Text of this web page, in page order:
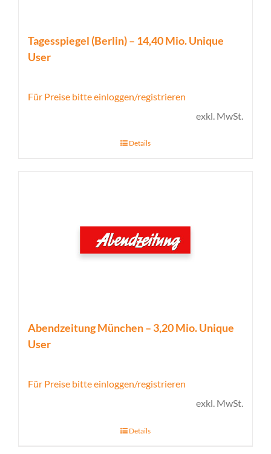
Tagesspiegel (Berlin) – 14,40 Mio. Unique
User
Für Preise bitte einloggen/registrieren
exkl. MwSt.
Details
Abendzeitung München – 3,20 Mio. Unique
User
Für Preise bitte einloggen/registrieren
exkl. MwSt.
Details